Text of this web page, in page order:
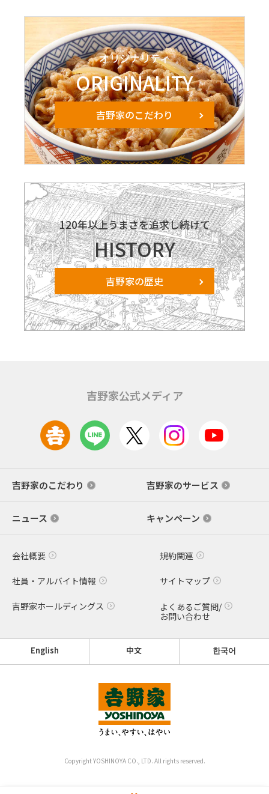
オリジナリティ
ORIGINALITY
吉野家のこだわり
120年以上うまさを追求し続けて
HISTORY
吉野家の歴史
吉野家公式メディア
吉野家のこだわり 吉野家のサービス
ニュース キャンペーン
会社概要 規約関連
社員・アルバイト情報 サイトマップ
吉野家ホールディングス
よくあるご質問/
お問い合わせ
English 中文 한국어
Copyright YOSHINOYA CO., LTD. All rights reserved.